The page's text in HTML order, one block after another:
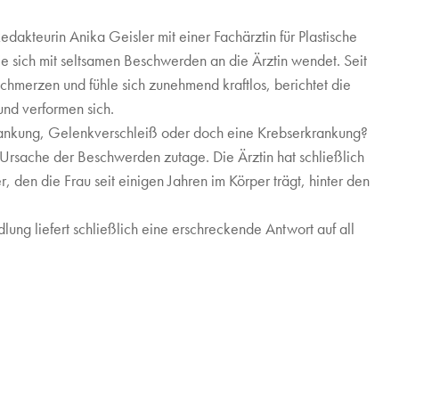
Anika Geisler mit einer Fachärztin für Plastische
sich mit seltsamen Beschwerden an die Ärztin wendet. Seit
und fühle sich zunehmend kraftlos, berichtet die
verformen sich.
Gelenkverschleiß oder doch eine Krebserkrankung?
der Beschwerden zutage. Die Ärztin hat schließlich
den die Frau seit einigen Jahren im Körper trägt, hinter den
liefert schließlich eine erschreckende Antwort auf all